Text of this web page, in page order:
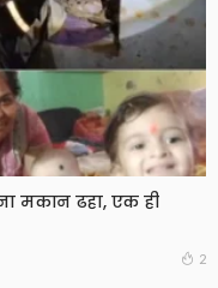
मकान ढहा, एक ही
2